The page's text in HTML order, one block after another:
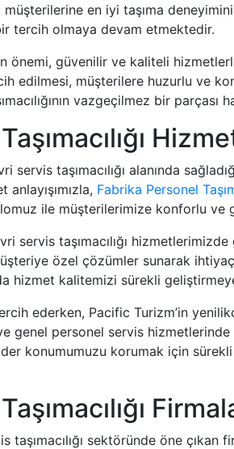
en iyi taşıma
tercih olmaya devam etmektedir.
önemi, güvenilir ve kaliteli
edilmesi, müşterilere huzurlu ve
vazgeçilmez bir parçası
servis taşımacılığı alanında
Fabrika Personel
ile müşterilerimize konforlu
servis taşımacılığı
özel çözümler sunarak
hizmet kalitemizi sürekli
ederken, Pacific Turizm’in
genel personel servis hizmetlerinde
konumumuzu korumak için
taşımacılığı sektöründe öne çıkan